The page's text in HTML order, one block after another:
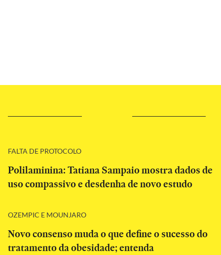
FALTA DE PROTOCOLO
Polilaminina: Tatiana Sampaio mostra dados de
uso compassivo e desdenha de novo estudo
OZEMPIC E MOUNJARO
Novo consenso muda o que define o sucesso do
tratamento da obesidade; entenda